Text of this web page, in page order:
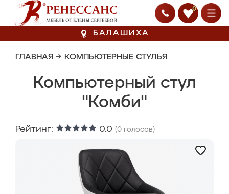
0
БАЛАШИХА
ГЛАВНАЯ → КОМПЬЮТЕРНЫЕ СТУЛЬЯ
Компьютерный стул
"Комби"
Рейтинг: 0.0 (0 голосов)